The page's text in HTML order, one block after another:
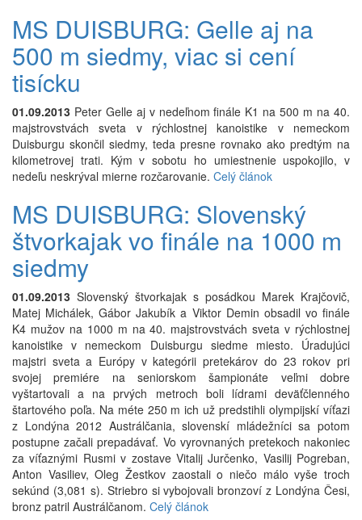
MS DUISBURG: Gelle aj na
500 m siedmy, viac si cení
tisícku
01.09.2013 Peter Gelle aj v nedeľnom finále K1 na 500 m na 40.
majstrovstvách sveta v rýchlostnej kanoistike v nemeckom
Duisburgu skončil siedmy, teda presne rovnako ako predtým na
kilometrovej trati. Kým v sobotu ho umiestnenie uspokojilo, v
nedeľu neskrýval mierne rozčarovanie. Celý článok
MS DUISBURG: Slovenský
štvorkajak vo finále na 1000 m
siedmy
01.09.2013 Slovenský štvorkajak s posádkou Marek Krajčovič,
Matej Michálek, Gábor Jakubík a Viktor Demin obsadil vo finále
K4 mužov na 1000 m na 40. majstrovstvách sveta v rýchlostnej
kanoistike v nemeckom Duisburgu siedme miesto. Úradujúci
majstri sveta a Európy v kategórii pretekárov do 23 rokov pri
svojej premiére na seniorskom šampionáte veľmi dobre
vyštartovali a na prvých metroch boli lídrami deväťčlenného
štartového poľa. Na méte 250 m ich už predstihli olympijskí víťazi
z Londýna 2012 Austrálčania, slovenskí mládežníci sa potom
postupne začali prepadávať. Vo vyrovnaných pretekoch nakoniec
za víťaznými Rusmi v zostave Vitalij Jurčenko, Vasilij Pogreban,
Anton Vasiliev, Oleg Žestkov zaostali o niečo málo vyše troch
sekúnd (3,081 s). Striebro si vybojovali bronzoví z Londýna Česi,
bronz patril Austrálčanom. Celý článok